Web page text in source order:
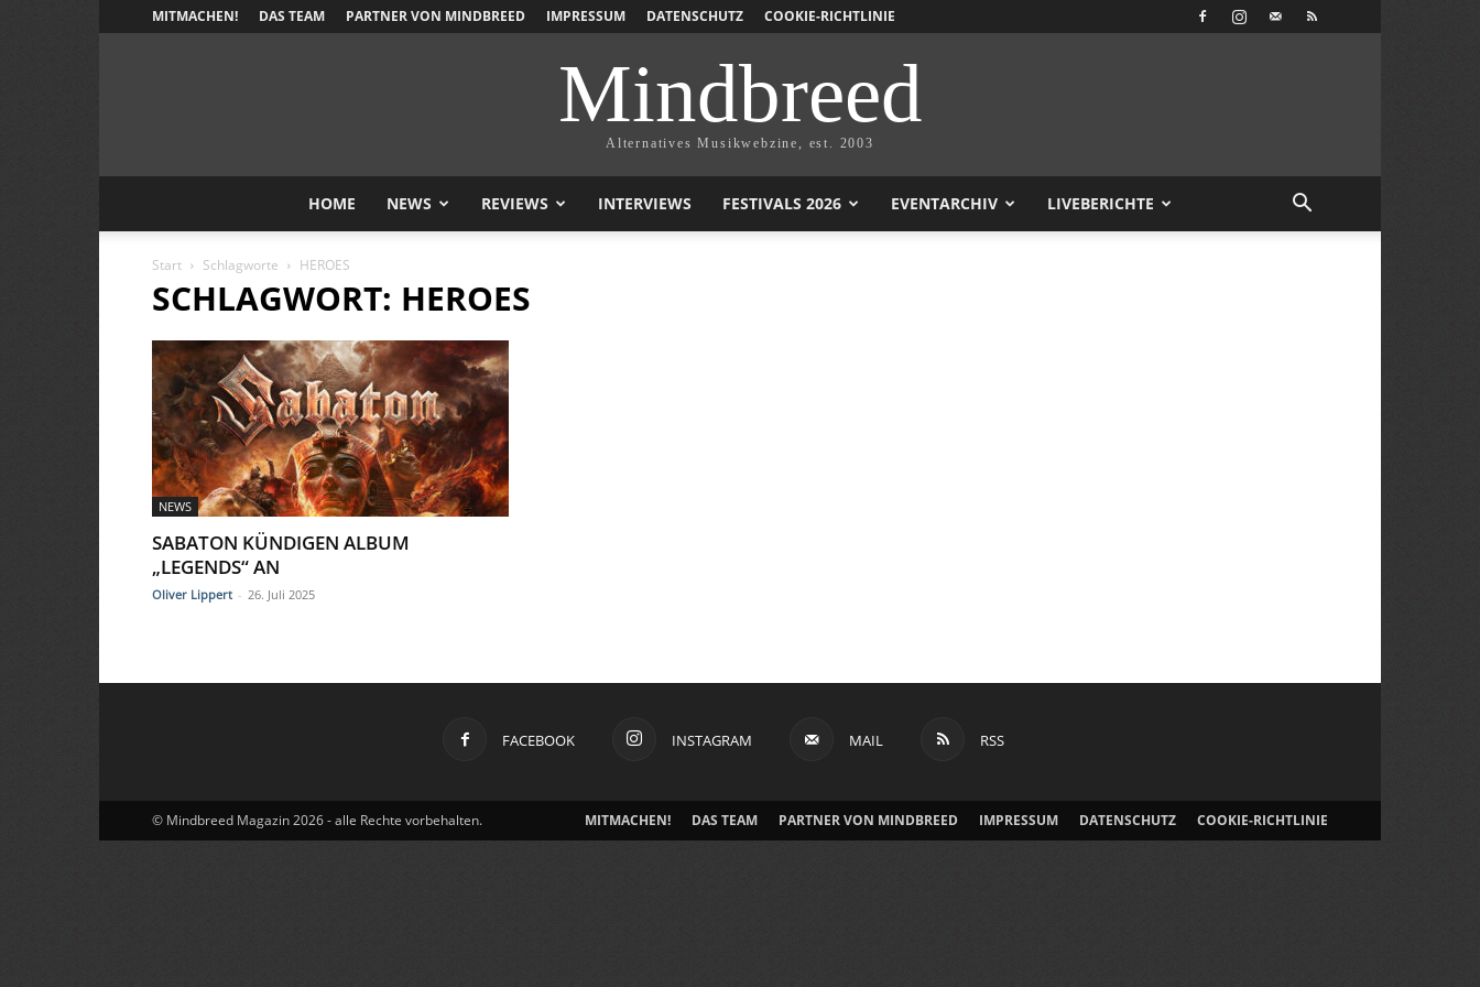
MITMACHEN! DAS TEAM PARTNER VON MINDBREED IMPRESSUM DATENSCHUTZ COOKIE-RICHTLINIE
Mindbreed
Alternatives Musikwebzine, est. 2003
HOME NEWS REVIEWS INTERVIEWS FESTIVALS 2026 EVENTARCHIV LIVEBERICHTE
Start Schlagworte HEROES
SCHLAGWORT: HEROES
NEWS
SABATON KÜNDIGEN ALBUM
„LEGENDS“ AN
Oliver Lippert - 26. Juli 2025
FACEBOOK INSTAGRAM MAIL RSS
MITMACHEN! DAS TEAM PARTNER VON MINDBREED IMPRESSUM DATENSCHUTZ COOKIE-RICHTLINIE
© Mindbreed Magazin 2026 - alle Rechte vorbehalten.